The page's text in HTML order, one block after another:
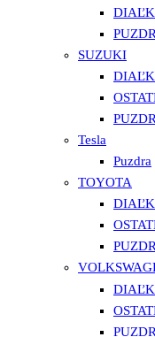
SUZUKI
Tesla
Puzdra
TOYOTA